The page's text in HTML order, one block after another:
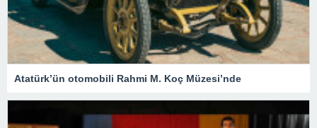
Atatürk’ün otomobili Rahmi M. Koç Müzesi’nde